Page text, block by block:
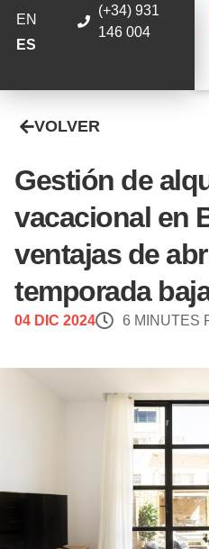
EN
ES
(+34) 931
146 004
VOLVER
Gestión de
vacacional en
ventajas de
temporada
04 DIC 2024 6 MINUTES